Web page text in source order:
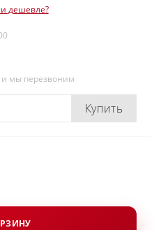
дешевле?
мы перезвоним
Купить